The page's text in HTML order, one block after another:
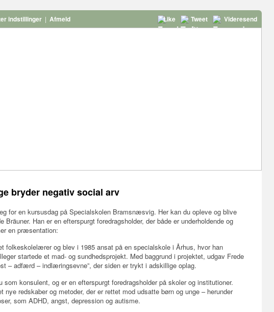
indstillinger | Afmeld Like Tweet Videresend
bryder negativ social arv
for en kursusdag på Specialskolen Bramsnæsvig. Her kan du opleve og blive
Bräuner. Han er en efterspurgt foredragsholder, der både er underholdende og
en præsentation:
folkeskolelærer og blev i 1985 ansat på en specialskole i Århus, hvor han
startede et mad- og sundhedsprojekt. Med baggrund i projektet, udgav Frede
– adfærd – indlæringsevne”, der siden er trykt i adskillige oplag.
som konsulent, og er en efterspurgt foredragsholder på skoler og institutioner.
nye redskaber og metoder, der er rettet mod udsatte børn og unge – herunder
som ADHD, angst, depression og autisme.